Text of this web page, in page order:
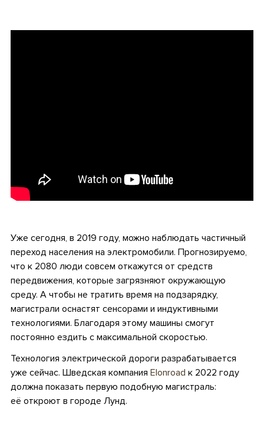
Уже сегодня, в 2019 году, можно наблюдать частичный
переход населения на электромобили. Прогнозируемо,
что к 2080 люди совсем откажутся от средств
передвижения, которые загрязняют окружающую
среду. А чтобы не тратить время на подзарядку,
магистрали оснастят сенсорами и индуктивными
технологиями. Благодаря этому машины смогут
постоянно ездить с максимальной скоростью.
Технология электрической дороги разрабатывается
уже сейчас. Шведская компания Elonroad к 2022 году
должна показать первую подобную магистраль:
её откроют в городе Лунд.